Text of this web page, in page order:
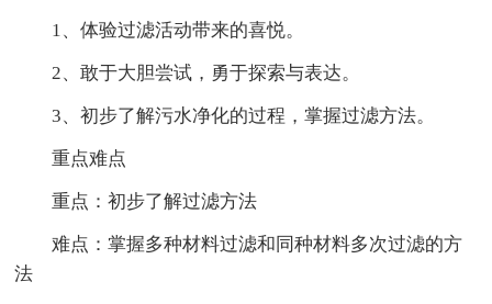
1、体验过滤活动带来的喜悦。
2、敢于大胆尝试，勇于探索与表达。
3、初步了解污水净化的过程，掌握过滤方法。
重点难点
重点：初步了解过滤方法
难点：掌握多种材料过滤和同种材料多次过滤的方
法